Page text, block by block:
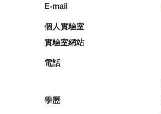
E-mai
個人實驗室
實驗室網站
電話
學歷